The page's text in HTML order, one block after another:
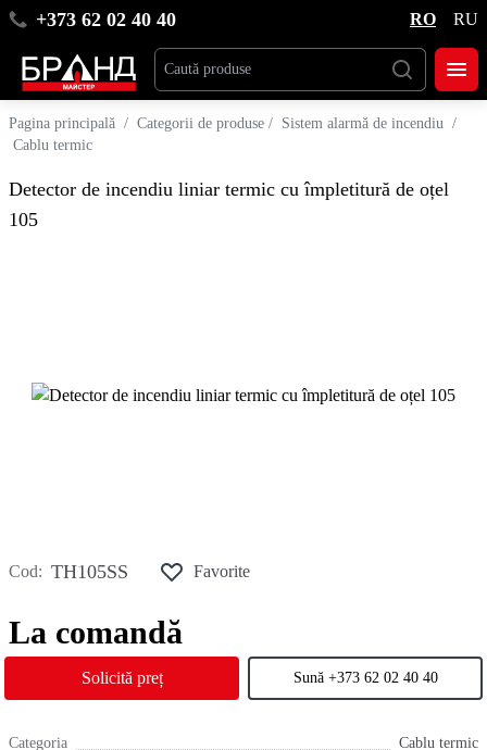
+373 62 02 40 40 RO RU
Pagina principală / Categorii de produse / Sistem alarmă de incendiu /
Cablu termic
Detector de incendiu liniar termic cu împletitură de oțel
105
Cod: ТH105SS Favorite
La comandă
Solicită preț Sună +373 62 02 40 40
Categoria Cablu termic